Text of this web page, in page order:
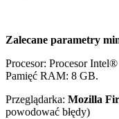
Zalecane parametry
Procesor: Procesor
Pamięć RAM: 8 GB.
Przeglądarka: Mozilla
powodować błędy)